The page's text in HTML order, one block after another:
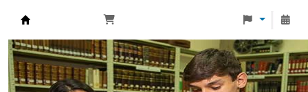
Biblioteca Universidad Monteávila